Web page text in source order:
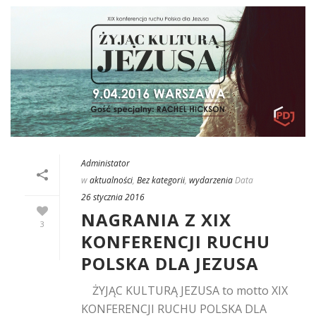
3
Administator
waktualności, Bez kategorii, wydarzeniaData
26 stycznia 2016
NAGRANIA Z XIX
KONFERENCJI RUCHU
POLSKA DLA JEZUSA
ŻYJĄC KULTURĄ JEZUSA to motto XIX
KONFERENCJI RUCHU POLSKA DLA